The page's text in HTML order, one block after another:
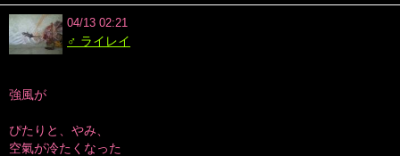
04/13 02:21
♂ ライレイ
強風が
ぴたりと、やみ、
空氣が冷たくなった